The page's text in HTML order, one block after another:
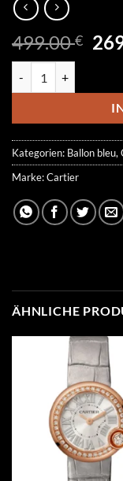
499.00€
Kategorien: Ballon bleu,
Marke:Cartier
ÄHNLICHE